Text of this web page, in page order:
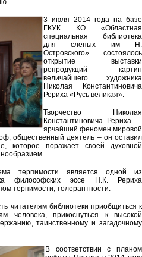
3 июля 2014 года на базе
ГКУК КО «Областная
специальная библиотека
для слепых им Н.
Островского» состоялось
открытие выставки
репродукций картин
величайшего художника
Николая Константиновича
Рериха «Русь великая».
Творчество Николая
Константиновича Рериха -
ярчайший феномен мировой
общественный деятель – он оставил
которое поражает своей духовной
терпимости является одной из
философских эссе Н.К. Рериха
терпимости, толерантности.
читателям библиотеки приобщиться к
человека, прикоснуться к высокой
таинственному и загадочному
В соответствии с планом